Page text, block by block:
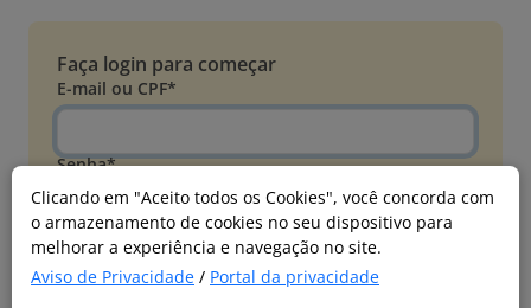
Clicando em "Aceito todos os Cookies", você concorda com
o armazenamento de cookies no seu dispositivo para
melhorar a experiência e navegação no site.
Aviso de Privacidade / Portal da privacidade
Faça login para começar
E-mail ou CPF*
Senha*
Esqueci minha senha
Entrar